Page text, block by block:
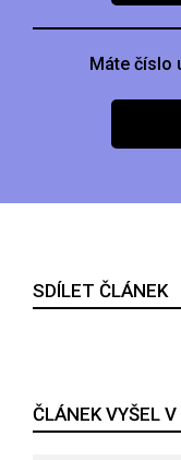
Máte číslo
SDÍLET ČLÁNEK
ČLÁNEK VYŠEL V